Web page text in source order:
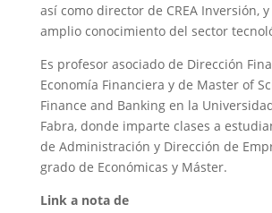
así como director de CREA Inversión,
amplio conocimiento del sector
Es profesor asociado de Dirección
Economía Financiera y de Master of
Finance and Banking en la
Fabra, donde imparte clases a
de Administración y Dirección de
grado de Económicas y Máster.
Link a nota de